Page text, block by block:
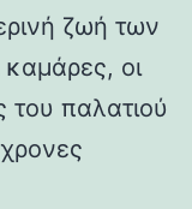
ζωή των
οι
του παλατιού